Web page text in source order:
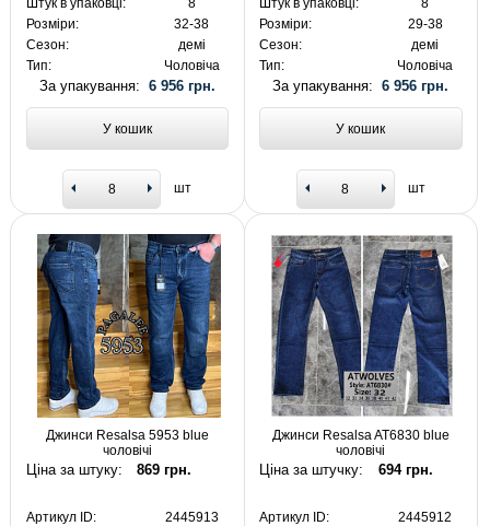
Розміри:
32-38
Сезон:
демі
Тип:
Чоловіча
За упакування: 6 956 грн.
У кошик
шт
Розміри:
29-38
Сезон:
демі
Тип:
Чоловіча
За упакування:6 956 грн.
У кошик
шт
Джинси Resalsa 5953 blue
чоловічі
Ціна за штуку: 869 грн.
Артикул ID:
2445913
Джинси Resalsa AT6830 blue
чоловічі
Ціна за штучку: 694 грн.
Артикул ID:
2445912